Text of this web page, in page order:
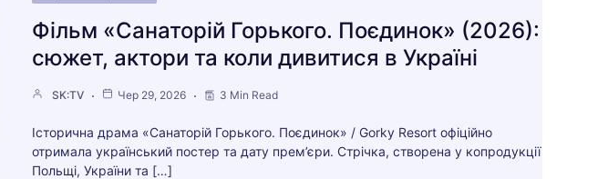
Фільм «Санаторій Горького. Поєдинок» (2026):
сюжет, актори та коли дивитися в Україні
SK:TV Чер 29, 2026 3 Min Read
Історична драма «Санаторій Горького. Поєдинок» / Gorky Resort офіційно
отримала український постер та дату прем’єри. Стрічка, створена у копродукції
Польщі, України та […]